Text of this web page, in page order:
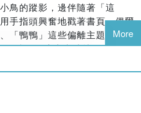
讀第一步」§
上特殊圓角處理，不只堅固耐
分的方正開本，正是最適合寶
寶接觸書本的美好「閱讀第一
鳥的蹤影，邊伴隨著「這
手指頭興奮地戳著書頁，偶爾
「鴨鴨」這些偏離主題的小彩
哪裡?》這本書時就一直忍不
會追著比利的黃色包子頭、紅
著「這哩、那咧」了，說不定
是滴些口水下來。但是別擔
及圓角設計的寶寶書，在閱讀
More